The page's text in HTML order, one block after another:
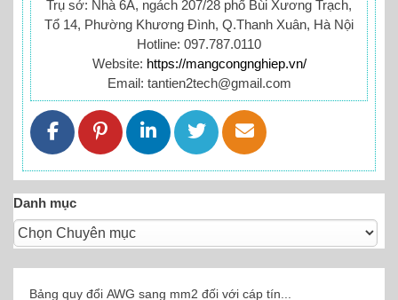
Trụ sở: Nhà 6A, ngách 207/28 phố Bùi Xương Trạch,
Tổ 14, Phường Khương Đình, Q.Thanh Xuân, Hà Nội
Hotline: 097.787.0110
Website: https://mangcongnghiep.vn/
Email: tantien2tech@gmail.com
Danh mục
Bảng quy đổi AWG sang mm2 đối với cáp tín...